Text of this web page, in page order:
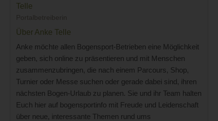
Telle
Portalbetreiberin
Über Anke Telle
Anke möchte allen Bogensport-Betrieben eine Möglichkeit
geben, sich online zu präsentieren und mit Menschen
zusammenzubringen, die nach einem Parcours, Shop,
Turnier oder Messe suchen oder gerade dabei sind, ihren
nächsten Bogen-Urlaub zu planen. Sie und ihr Team halten
Euch hier auf bogensportinfo mit Freude und Leidenschaft
über neue, interessante Themen rund ums